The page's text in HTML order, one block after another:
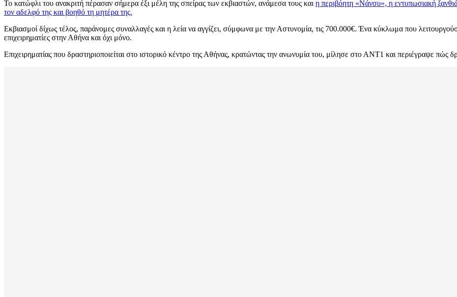
Το κατώφλι του ανακριτή πέρασαν σήμερα έξι μέλη της σπείρας των εκβιαστών, ανάμεσα τους και η περιβόητη «Νάνσυ», η εντυπωσιακή
τον αδελφό της και βοηθό τη μητέρα της.
Εκβιασμοί δίχως τέλος, παράνομες συναλλαγές και η λεία να αγγίζει, σύμφωνα με την Αστυνομία, τις 700.000€. Ένα κύκλωμα που
επιχειρηματίες στην Αθήνα και όχι μόνο.
Επιχειρηματίας που δραστηριοποιείται στο ιστορικό κέντρο της Αθήνας, κρατώντας την ανωνυμία του, μίλησε στο ΑΝΤ1 και περιέγραψε πώς